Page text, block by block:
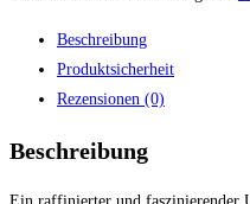
Beschreibung
Produktsicherheit
Rezensionen (0)
Beschreibung